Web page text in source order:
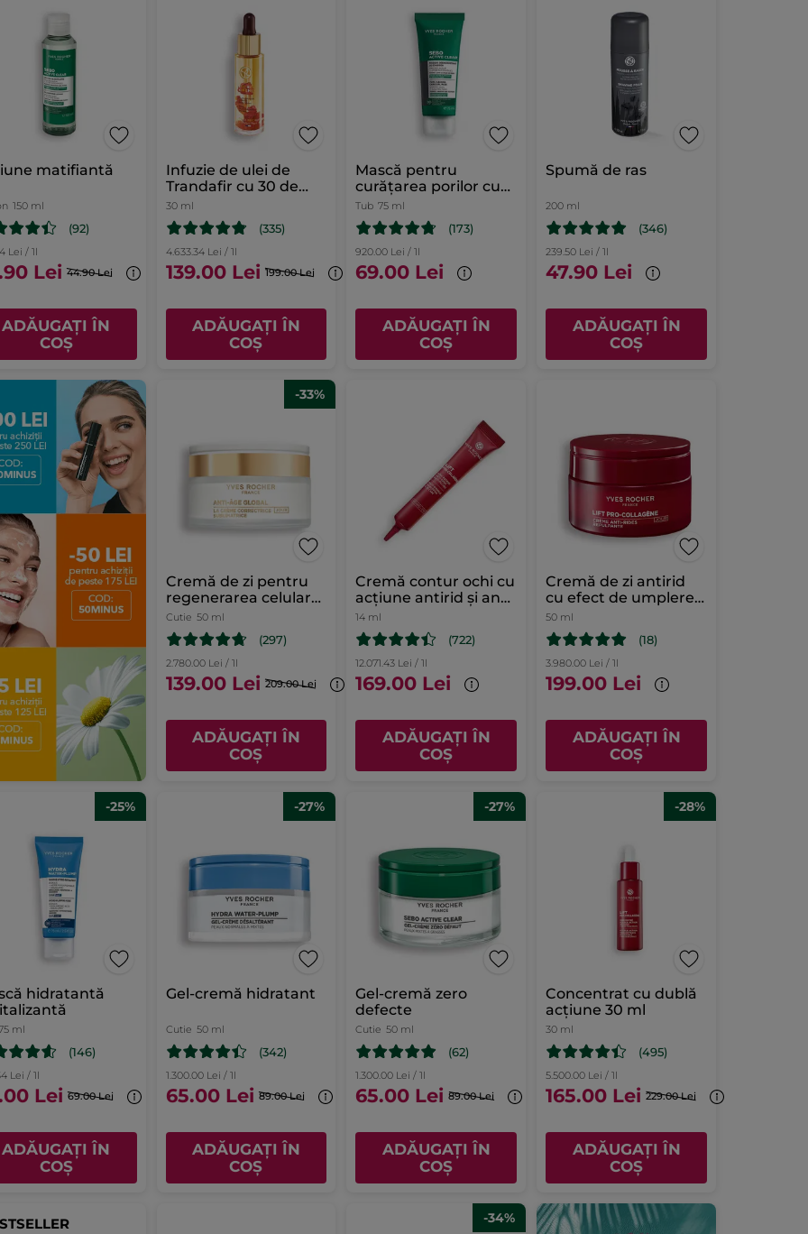
matifiantă
150 ml
(92)
Lei / 1l
Lei 44.90 Lei
ADĂUGAȚI ÎN
COȘ
Infuzie de ulei de
Trandafir cu 30 de
uleiuri prețioase
flacon cu pipetă 30
ml
30 ml
(335)
4.633.34 Lei / 1l
139.00 Lei 199.00 Lei
ADĂUGAȚI ÎN
COȘ
Mască pentru
curățarea porilor cu
cărbune
Tub 75 ml
(173)
920.00 Lei / 1l
69.00 Lei
ADĂUGAȚI ÎN
COȘ
Spumă de ras
200 ml
(346)
239.50 Lei / 1l
47.90 Lei
ADĂUGAȚI ÎN
COȘ
-33%
Cremă de zi pentru
regenerarea celulară
a tenului
Cutie 50 ml
(297)
2.780.00 Lei / 1l
139.00 Lei 209.00 Lei
ADĂUGAȚI ÎN
COȘ
Cremă contur ochi cu
acțiune antirid și anti-
pungi 14ml
14 ml
(722)
12.071.43 Lei / 1l
169.00 Lei
ADĂUGAȚI ÎN
COȘ
Cremă de zi antirid
cu efect de umplere
50ml
50 ml
(18)
3.980.00 Lei / 1l
199.00 Lei
ADĂUGAȚI ÎN
COȘ
-25%
hidratantă
ml
(146)
Lei / 1l
Lei 69.00 Lei
ADĂUGAȚI ÎN
COȘ
-27%
Gel-cremă hidratant
Cutie 50 ml
(342)
1.300.00 Lei / 1l
65.00 Lei 89.00 Lei
ADĂUGAȚI ÎN
COȘ
-27%
Gel-cremă zero
defecte
Cutie 50 ml
(62)
1.300.00 Lei / 1l
65.00 Lei 89.00 Lei
ADĂUGAȚI ÎN
COȘ
-28%
Concentrat cu dublă
acțiune 30 ml
30 ml
(495)
5.500.00 Lei / 1l
165.00 Lei 229.00 Lei
ADĂUGAȚI ÎN
COȘ
-34%